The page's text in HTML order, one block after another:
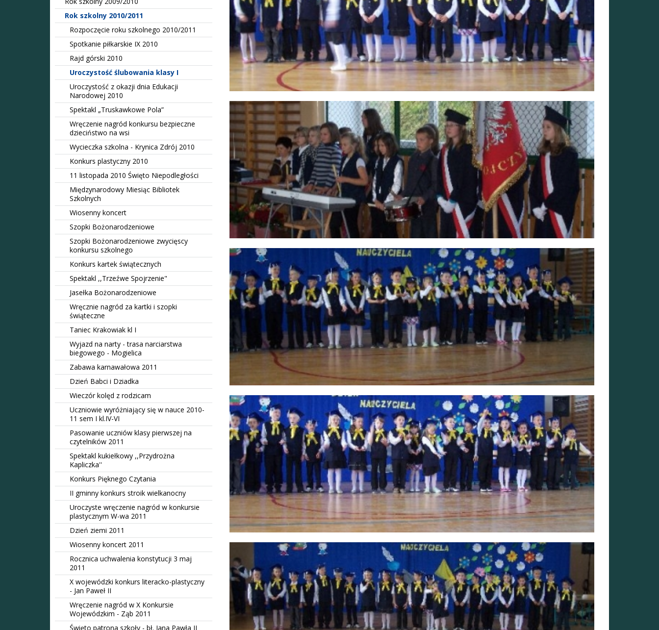
Rok szkolny 2010/2011
Rozpoczęcie roku szkolnego 2010/2011
Spotkanie piłkarskie IX 2010
Rajd górski 2010
Uroczystość ślubowania klasy I
Uroczystość z okazji dnia Edukacji
Narodowej 2010
Spektakl „Truskawkowe Pola”
Wręczenie nagród konkursu bezpieczne
dzieciństwo na wsi
Wycieczka szkolna - Krynica Zdrój 2010
Konkurs plastyczny 2010
11 listopada 2010 Święto Niepodległości
Międzynarodowy Miesiąc Bibliotek
Szkolnych
Wiosenny koncert
Szopki Bożonarodzeniowe
Szopki Bożonarodzeniowe zwycięscy
konkursu szkolnego
Konkurs kartek świątecznych
Spektakl ,,Trzeźwe Spojrzenie"
Jasełka Bożonarodzeniowe
Wręcznie nagród za kartki i szopki
świąteczne
Taniec Krakowiak kl I
Wyjazd na narty - trasa narciarstwa
biegowego - Mogielica
Zabawa karnawałowa 2011
Dzień Babci i Dziadka
Wieczór kolęd z rodzicam
Uczniowie wyróżniający się w nauce 2010-
11 sem I kl.IV-VI
Pasowanie uczniów klasy pierwszej na
czytelników 2011
Spektakl kukiełkowy ,,Przydrożna
Kapliczka''
Konkurs Pięknego Czytania
II gminny konkurs stroik wielkanocny
Uroczyste wręczenie nagród w konkursie
plastycznym W-wa 2011
Dzień ziemi 2011
Wiosenny koncert 2011
Rocznica uchwalenia konstytucji 3 maj
2011
X wojewódzki konkurs literacko-plastyczny
- Jan Paweł II
Wręczenie nagród w X Konkursie
Wojewódzkim - Ząb 2011
Święto patrona szkoły - bł. Jana Pawła II